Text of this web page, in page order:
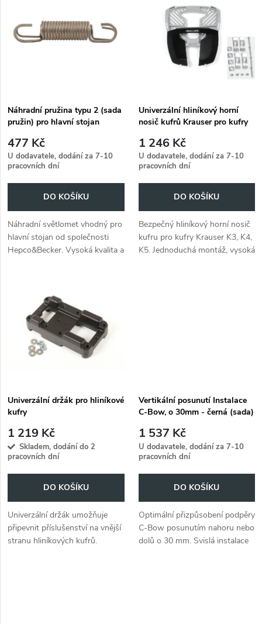
e
p
r
o
d
u
ý
p
s
p
r
o
d
u
Náhradní pružina typu 2 (sada
pružin) pro hlavní stojan
477 Kč
U dodavatele, dodání za 7-10
pracovních dní
DO KOŠÍKU
Náhradní světlomet vhodný pro
hlavní stojan od společnosti
Hepco&Becker. Vysoká kvalita a
Univerzální hliníkový horní
nosič kufrů Krauser pro kufry
1 246 Kč
U dodavatele, dodání za 7-10
pracovních dní
DO KOŠÍKU
Bezpečný hliníkový horní nosič
kufru pro kufry Krauser K3, K4,
K5. Jednoduchá montáž, vysoká
Univerzální držák pro hliníkové
kufry
1 219 Kč
Skladem, dodání do 2
pracovních dní
DO KOŠÍKU
Univerzální držák umožňuje
připevnit příslušenství na vnější
stranu hliníkových kufrů.
Vertikální posunutí Instalace
C-Bow, o 30mm - černá (sada)
1 537 Kč
U dodavatele, dodání za 7-10
pracovních dní
DO KOŠÍKU
Optimální přizpůsobení podpěry
C-Bow posunutím nahoru nebo
dolů o 30 mm. Svislá instalace